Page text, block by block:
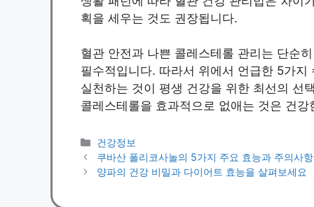
획을 세우는 것도 권장됩니다.
혈관 안전과 나쁜 콜레스테롤 관리는 단순
필수적입니다. 따라서 위에서 언급한 5가
실천하는 것이 평생 건강을 위한 최선의 선
콜레스테롤을 효과적으로 없애는 것은 건
Categories
건강정보
쿠바산 폴리코사놀의 5가지 주요 효능과 주의사항
양파의 건강 비밀과 다이어트 효능을 살펴보세요